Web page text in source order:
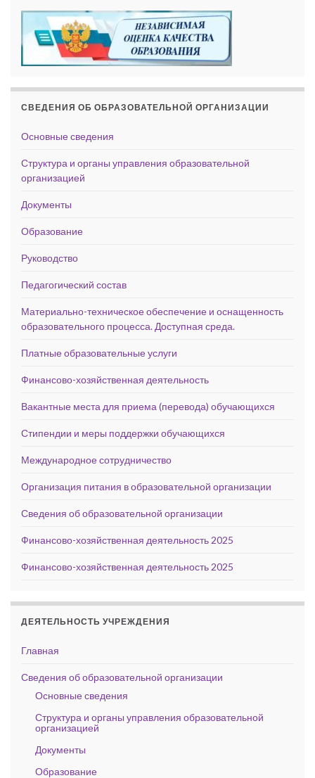
СВЕДЕНИЯ ОБ ОБРАЗОВАТЕЛЬНОЙ ОРГАНИЗАЦИИ
Основные сведения
Структура и органы управления образовательной
организацией
Документы
Образование
Руководство
Педагогический состав
Материально-техническое обеспечение и оснащенность
образовательного процесса. Доступная среда.
Платные образовательные услуги
Финансово-хозяйственная деятельность
Вакантные места для приема (перевода) обучающихся
Стипендии и меры поддержки обучающихся
Международное сотрудничество
Организация питания в образовательной организации
Сведения об образовательной организации
Финансово-хозяйственная деятельность 2025
Финансово-хозяйственная деятельность 2025
ДЕЯТЕЛЬНОСТЬ УЧРЕЖДЕНИЯ
Главная
Сведения об образовательной организации
Основные сведения
Структура и органы управления образовательной
организацией
Документы
Образование